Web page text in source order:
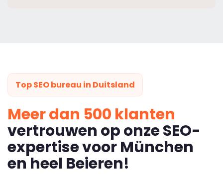
Top SEO bureau in Duitsland
Meer dan 500 klanten
vertrouwen op onze SEO-
expertise voor München
en heel Beieren!